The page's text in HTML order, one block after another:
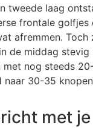
tweede laag
frontale golfjes
afremmen.
de middag stevig
nog steeds
naar 30-35
met